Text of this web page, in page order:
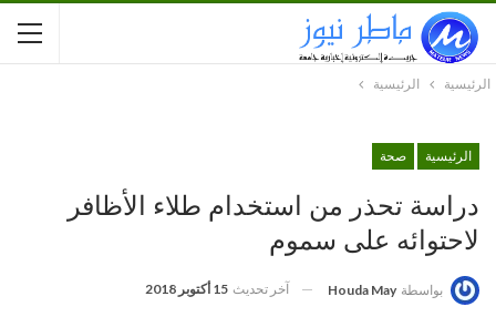
الرئيسية الرئيسية
الرئيسية صحة
دراسة تحذر من استخدام طلاء الأظافر
لاحتوائه على سموم
بواسطة Houda May آخر تحديث 15 أكتوبر 2018